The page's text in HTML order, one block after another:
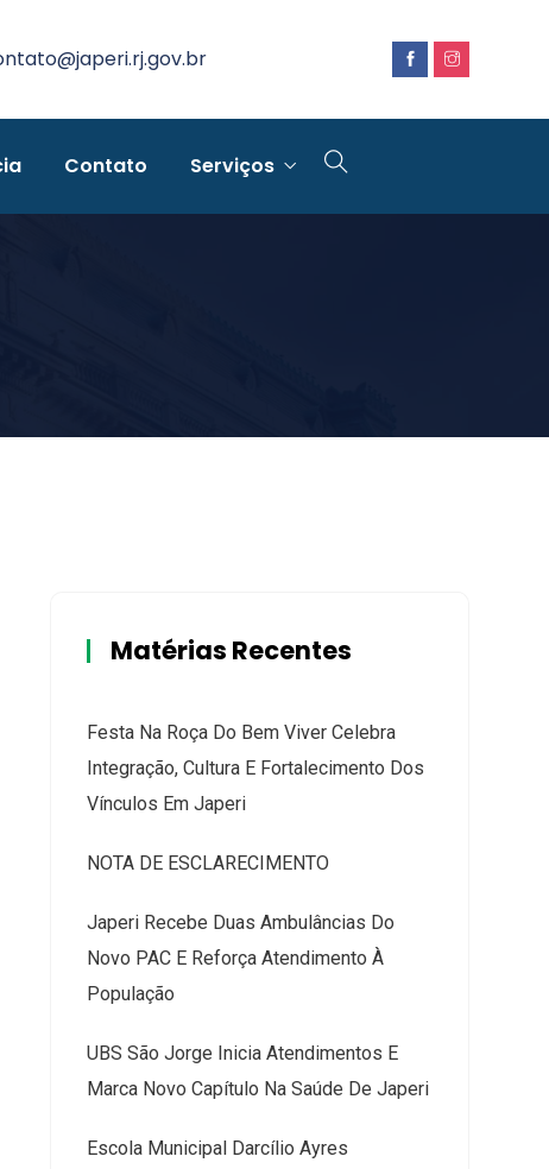
Contato Serviços
Matérias Recentes
Festa Na Roça Do Bem Viver Celebra
Integração, Cultura E Fortalecimento Dos
Vínculos Em Japeri
NOTA DE ESCLARECIMENTO
Japeri Recebe Duas Ambulâncias Do
Novo PAC E Reforça Atendimento À
População
UBS São Jorge Inicia Atendimentos E
Marca Novo Capítulo Na Saúde De Japeri
Escola Municipal Darcílio Ayres